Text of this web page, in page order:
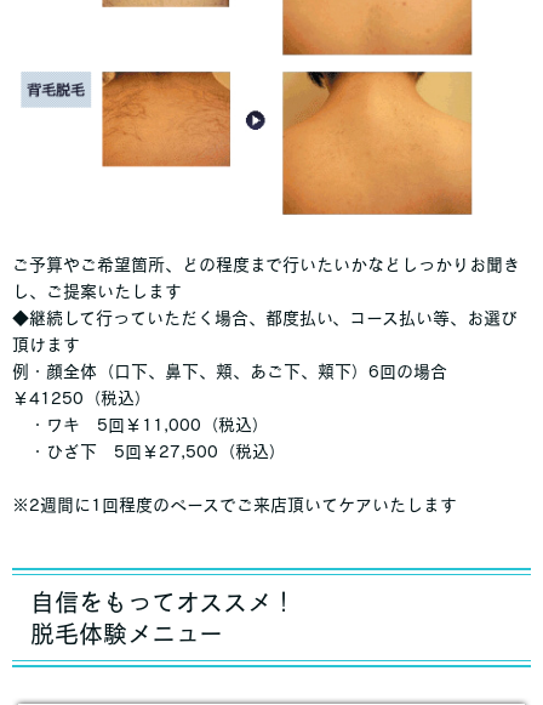
ご予算やご希望箇所、どの程度まで行いたいかなどしっかりお聞き
し、ご提案いたします
◆継続して行っていただく場合、都度払い、コース払い等、お選び
頂けます
例・顔全体（口下、鼻下、頬、あご下、頬下）6回の場合
￥41250（税込）
・ワキ 5回￥11,000（税込）
・ひざ下 5回￥27,500（税込）
※2週間に1回程度のペースでご来店頂いてケアいたします
自信をもってオススメ！
脱毛体験メニュー